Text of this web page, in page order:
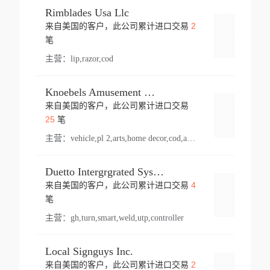
Rimblades Usa Llc
来自美国的客户，此公司累计进口交易 2
笔
主营： lip,razor,cod
Knoebels Amusement Resort
来自美国的客户，此公司累计进口交易
25笔
主营： vehicle,pl 2,arts,home decor,cod,amusement ride,sea
Duetto Intergrgrated Systems Inc.
来自美国的客户，此公司累计进口交易 4
笔
主营： gh,turn,smart,weld,utp,controller
Local Signguys Inc.
来自美国的客户，此公司累计进口交易 2